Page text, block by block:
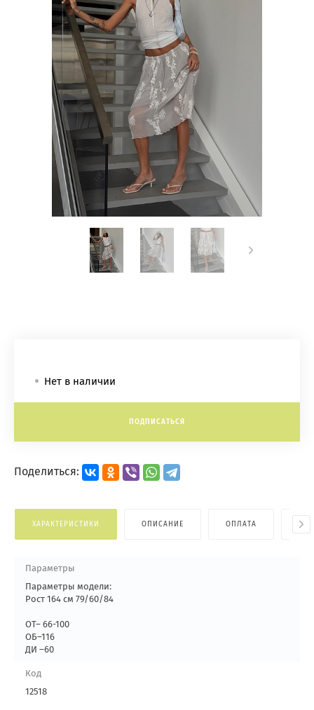
Нет в наличии
ПОДПИСАТЬСЯ
Поделиться:
ХАРАКТЕРИСТИКИ ОПИСАНИЕ ОПЛАТА
Параметры
Параметры модели:
Рост 164 см 79/60/84
ОТ– 66-100
ОБ–116
ДИ –60
Код
12518